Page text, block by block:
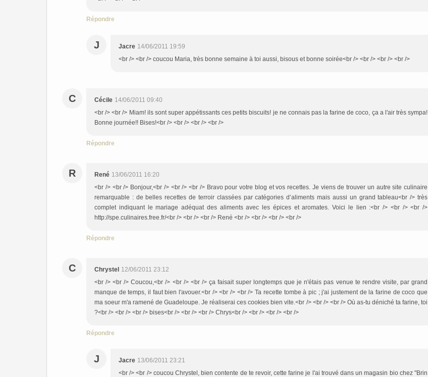
Répondre
J Jacre 14/06/2011 19:59
<br /> <br /> coucou Maria, très bonne semaine à toi aussi, bisous et bonne soirée<br /> <br /> <br /> <br />
C Cécile 14/06/2011 09:40
<br /> <br /> Miam! ils sont super appétissants ces petits biscuits! je ne connais pas la farine de coco, ça a l'air très sympa!
Bonne journée!! Bises!<br /> <br /> <br /> <br />
Répondre
R René 13/06/2011 16:20
<br /> <br /> Bonjour,<br /> <br /> <br /> Bravo pour votre blog et vos recettes. Je viens de trouver un autre site culinaire
remarquable : de belles recettes de terroir classées par catégories d’aliments mais aussi un grand tableau<br /> très
complet indiquant le mariage adéquat des aliments avec les épices et aromates. Voici le lien :<br /> <br /> <br />
http://spe.culinaires.free.fr/<br /> <br /> <br /> René <br /> <br /> <br /> <br />
Répondre
C Chrystel 12/06/2011 23:12
<br /> <br /> Coucou,<br /> <br /> <br /> ça faisait super longtemps que je n'étais pas venue te rendre visite, par grand
manque de temps, il faut bien l'avouer.<br /> <br /> <br /> Ta recette tombe à pic ; j'ai justement de la farine de coco que
ma soeur m'a ramené de Guadeloupe. Je réaliserai ces cookies bien vite.<br /> <br /> <br /> Où as-tu déniché ta farine, toi
?<br /> <br /> <br /> bises<br /> <br /> <br /> Chrys<br /> <br /> <br /> <br />
Répondre
J Jacre 13/06/2011 23:21
<br /> <br /> coucou Chrystel, bien contente de te revoir, cette farine je l'ai trouvé dans un magasin bio chez "Brin